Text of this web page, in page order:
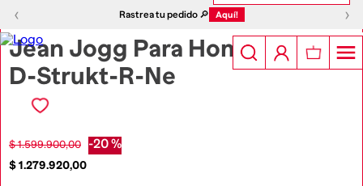
‹ Rastrea tu pedido 🔎 Aquí! ›
‹ ›
Jean Jogg Para Hombre
D-Strukt-R-Ne
$ 1.599.900,00 -20 %
$1.279.920,00